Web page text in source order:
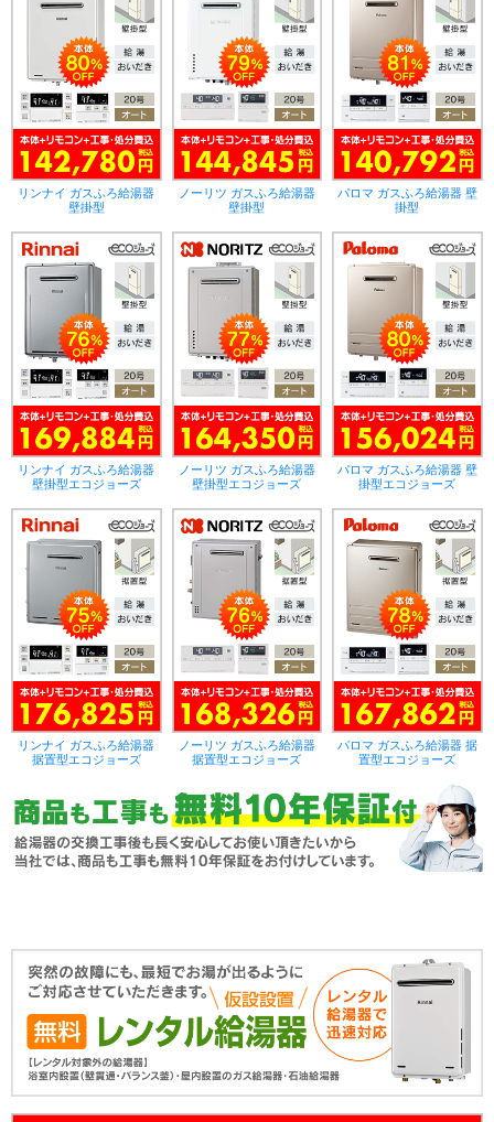
リンナイ ガスふろ給湯器
壁掛型
ノーリツ ガスふろ給湯器
壁掛型
パロマ ガスふろ給湯器 壁
掛型
リンナイ ガスふろ給湯器
壁掛型エコジョーズ
ノーリツ ガスふろ給湯器
壁掛型エコジョーズ
パロマ ガスふろ給湯器 壁
掛型エコジョーズ
リンナイ ガスふろ給湯器
据置型エコジョーズ
ノーリツ ガスふろ給湯器
据置型エコジョーズ
パロマ ガスふろ給湯器 据
置型エコジョーズ